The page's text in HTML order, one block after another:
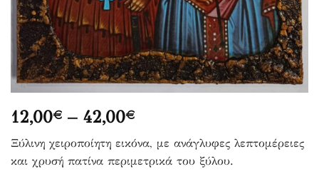
12,00€ – 42,00€Price
range:
12,00€
through
Ξύλινη χειροποίητη εικόνα, με ανάγλυφες λεπτομέρειες
και χρυσή πατίνα περιμετρικά του ξύλου.